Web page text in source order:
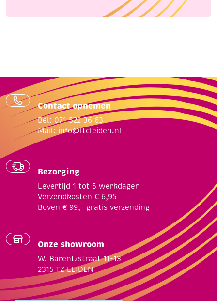
Contact opnemen
Bel: 071 522 36 63
Mail: info@ltcleiden.nl
Bezorging
Levertijd 1 tot 5 werkdagen
Verzendkosten € 6,95
Boven € 99,- gratis verzending
Onze showroom
W. Barentzstraat 11-13
2315 TZ LEIDEN